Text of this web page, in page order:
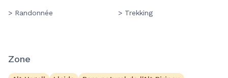
> Randonnée > Trekking
Zone